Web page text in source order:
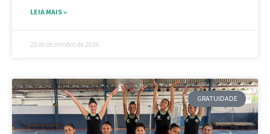
LEIA MAIS »
20 de dezembro de 2025
GRATUIDADE